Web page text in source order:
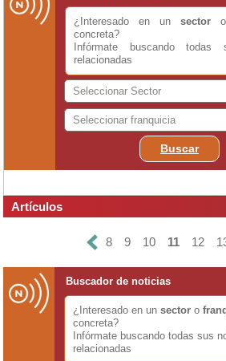
¿Interesado en un sector
concreta?
Infórmate buscando todas
relacionadas
Buscar
Artículos
8 9 10 11 12
Buscador de noticias
¿Interesado en un sector o
concreta?
Infórmate buscando todas sus
relacionadas